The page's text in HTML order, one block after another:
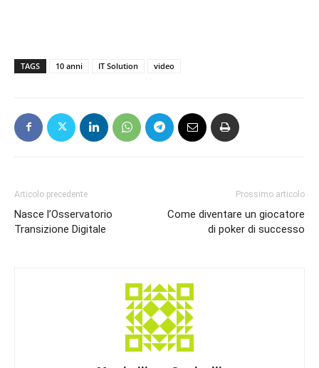
TAGS 10 anni IT Solution video
Articolo precedente
Nasce l’Osservatorio
Transizione Digitale
Prossimo articolo
Come diventare un giocatore
di poker di successo